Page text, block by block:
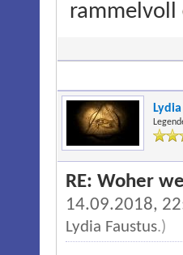
rammelvoll
RE: Woher
14.09.2018,
Lydia Faustus.)